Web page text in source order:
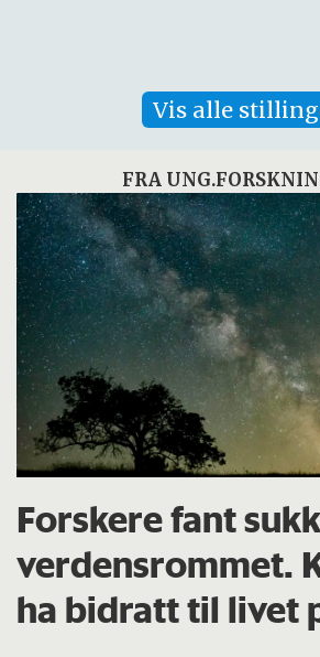
Vis alle
FRA
Forskere fant
verdensrommet.
ha bidratt til livet